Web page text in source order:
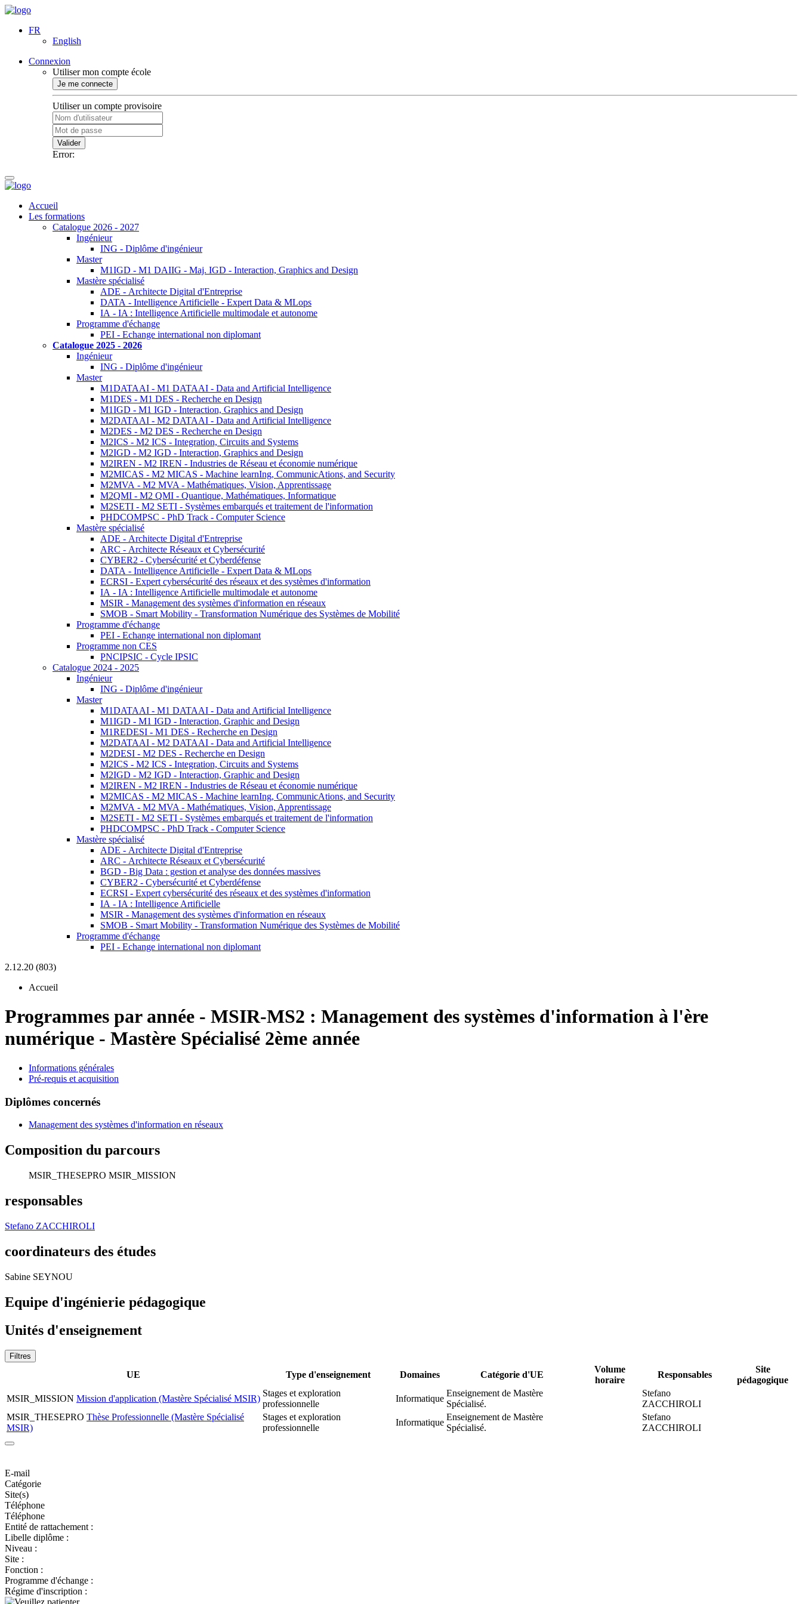
FR
English
Connexion
Utiliser mon compte école
Je me connecte
Utiliser un compte provisoire
Valider
Error:
Accueil
Les formations
Catalogue 2026 - 2027
Ingénieur
ING - Diplôme d'ingénieur
Master
M1IGD - M1 DAIIG - Maj. IGD - Interaction, Graphics and Design
Mastère spécialisé
ADE - Architecte Digital d'Entreprise
DATA - Intelligence Artificielle - Expert Data & MLops
IA - IA : Intelligence Artificielle multimodale et autonome
Programme d'échange
PEI - Echange international non diplomant
Catalogue 2025 - 2026
Ingénieur
ING - Diplôme d'ingénieur
Master
M1DATAAI - M1 DATAAI - Data and Artificial Intelligence
M1DES - M1 DES - Recherche en Design
M1IGD - M1 IGD - Interaction, Graphics and Design
M2DATAAI - M2 DATAAI - Data and Artificial Intelligence
M2DES - M2 DES - Recherche en Design
M2ICS - M2 ICS - Integration, Circuits and Systems
M2IGD - M2 IGD - Interaction, Graphics and Design
M2IREN - M2 IREN - Industries de Réseau et économie numérique
M2MICAS - M2 MICAS - Machine learnIng, CommunicAtions, and Security
M2MVA - M2 MVA - Mathématiques, Vision, Apprentissage
M2QMI - M2 QMI - Quantique, Mathématiques, Informatique
M2SETI - M2 SETI - Systèmes embarqués et traitement de l'information
PHDCOMPSC - PhD Track - Computer Science
Mastère spécialisé
ADE - Architecte Digital d'Entreprise
ARC - Architecte Réseaux et Cybersécurité
CYBER2 - Cybersécurité et Cyberdéfense
DATA - Intelligence Artificielle - Expert Data & MLops
ECRSI - Expert cybersécurité des réseaux et des systèmes d'information
IA - IA : Intelligence Artificielle multimodale et autonome
MSIR - Management des systèmes d'information en réseaux
SMOB - Smart Mobility - Transformation Numérique des Systèmes de Mobilité
Programme d'échange
PEI - Echange international non diplomant
Programme non CES
PNCIPSIC - Cycle IPSIC
Catalogue 2024 - 2025
Ingénieur
ING - Diplôme d'ingénieur
Master
M1DATAAI - M1 DATAAI - Data and Artificial Intelligence
M1IGD - M1 IGD - Interaction, Graphic and Design
M1REDESI - M1 DES - Recherche en Design
M2DATAAI - M2 DATAAI - Data and Artificial Intelligence
M2DESI - M2 DES - Recherche en Design
M2ICS - M2 ICS - Integration, Circuits and Systems
M2IGD - M2 IGD - Interaction, Graphic and Design
M2IREN - M2 IREN - Industries de Réseau et économie numérique
M2MICAS - M2 MICAS - Machine learnIng, CommunicAtions, and Security
M2MVA - M2 MVA - Mathématiques, Vision, Apprentissage
M2SETI - M2 SETI - Systèmes embarqués et traitement de l'information
PHDCOMPSC - PhD Track - Computer Science
Mastère spécialisé
ADE - Architecte Digital d'Entreprise
ARC - Architecte Réseaux et Cybersécurité
BGD - Big Data : gestion et analyse des données massives
CYBER2 - Cybersécurité et Cyberdéfense
ECRSI - Expert cybersécurité des réseaux et des systèmes d'information
IA - IA : Intelligence Artificielle
MSIR - Management des systèmes d'information en réseaux
SMOB - Smart Mobility - Transformation Numérique des Systèmes de Mobilité
Programme d'échange
PEI - Echange international non diplomant
2.12.20 (803)
Accueil
Programmes par année - MSIR-MS2 : Management des systèmes d'information à l'ère
numérique - Mastère Spécialisé 2ème année
Informations générales
Pré-requis et acquisition
Diplômes concernés
Management des systèmes d'information en réseaux
Composition du parcours
MSIR_THESEPRO MSIR_MISSION
responsables
Stefano ZACCHIROLI
coordinateurs des études
Sabine SEYNOU
Equipe d'ingénierie pédagogique
Unités d'enseignement
Filtres
UE Type d'enseignement Domaines Catégorie d'UE
Volume
horaire
Responsables
Site
pédagogique
MSIR_MISSION Mission d'application (Mastère Spécialisé MSIR)
Stages et exploration
professionnelle
Informatique
Enseignement de Mastère
Spécialisé.
Stefano
ZACCHIROLI
MSIR_THESEPRO Thèse Professionnelle (Mastère Spécialisé
MSIR)
Stages et exploration
professionnelle
Informatique
Enseignement de Mastère
Spécialisé.
Stefano
ZACCHIROLI
E-mail
Catégorie
Site(s)
Téléphone
Téléphone
Entité de rattachement :
Libelle diplôme :
Niveau :
Site :
Fonction :
Programme d'échange :
Régime d'inscription :